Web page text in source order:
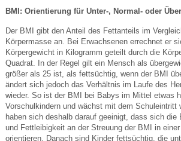
BMI: Orientierung für Unter-, Normal- oder
Der BMI gibt den Anteil des Fettanteils im
Körpermasse an. Bei Erwachsenen errechnet er
Körpergewicht in Kilogramm geteilt durch die
Quadrat. In der Regel gilt ein Mensch als
größer als 25 ist, als fettsüchtig, wenn der BMI
ändert sich jedoch das Verhältnis im Laufe des
wieder. So ist der BMI bei Babys im Mittel etwas
Vorschulkindern und wächst mit dem Schuleintritt
haben sich deshalb darauf geeinigt, dass sich die
und Fettleibigkeit an der Streuung der BMI in
orientieren. Danach sind Kinder fettsüchtig, die